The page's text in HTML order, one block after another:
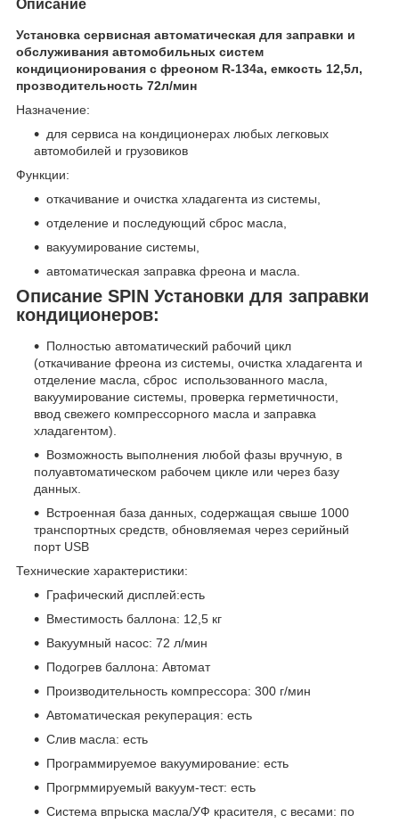
Описание
Установка сервисная автоматическая для заправки и
обслуживания автомобильных систем
кондиционирования с фреоном R-134a, емкость 12,5л,
прозводительность 72л/мин
Назначение:
для сервиса на кондиционерах любых легковых
автомобилей и грузовиков
Функции:
откачивание и очистка хладагента из системы,
отделение и последующий сброс масла,
вакуумирование системы,
автоматическая заправка фреона и масла.
Описание SPIN Установки для заправки
кондиционеров:
Полностью автоматический рабочий цикл
(откачивание фреона из системы, очистка хладагента и
отделение масла, сброс использованного масла,
вакуумирование системы, проверка герметичности,
ввод свежего компрессорного масла и заправка
хладагентом).
Возможность выполнения любой фазы вручную, в
полуавтоматическом рабочем цикле или через базу
данных.
Встроенная база данных, содержащая свыше 1000
транспортных средств, обновляемая через серийный
порт USB
Технические характеристики:
Графический дисплей:есть
Вместимость баллона: 12,5 кг
Вакуумный насос: 72 л/мин
Подогрев баллона: Автомат
Производительность компрессора: 300 г/мин
Автоматическая рекуперация: есть
Слив масла: есть
Программируемое вакуумирование: есть
Прогрммируемый вакуум-тест: есть
Система впрыска масла/УФ красителя, с весами: по